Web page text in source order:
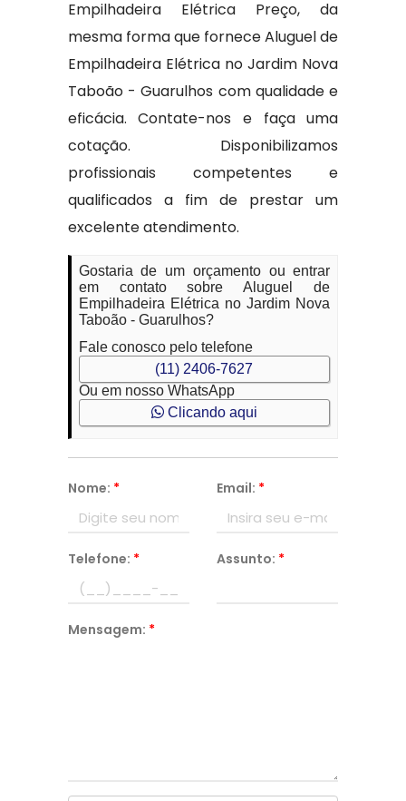
Empilhadeira Elétrica Preço, da
mesma forma que fornece Aluguel de
Empilhadeira Elétrica no Jardim Nova
Taboão - Guarulhos com qualidade e
eficácia. Contate-nos e faça uma
cotação. Disponibilizamos
profissionais competentes e
qualificados a fim de prestar um
excelente atendimento.
Gostaria de um orçamento ou entrar
em contato sobre Aluguel de
Empilhadeira Elétrica no Jardim Nova
Taboão - Guarulhos?
Fale conosco pelo telefone
(11) 2406-7627
Ou em nosso WhatsApp
Clicando aqui
Nome: * Email: *
Telefone: * Assunto: *
Mensagem: *